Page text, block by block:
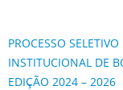
PROCESSO
INSTITUCIONAL DE
EDIÇÃO 2024 – 2026